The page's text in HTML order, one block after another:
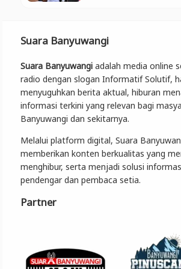
Suara Banyuwangi
Suara Banyuwangiadalah media online
radio dengan slogan Informatif Solutif,
menyuguhkan berita aktual, hiburan
informasi terkini yang relevan bagi
Banyuwangi dan sekitarnya.
Melalui platform digital, Suara
memberikan konten berkualitas yang
menghibur, serta menjadi solusi
pendengar dan pembaca setia.
Partner